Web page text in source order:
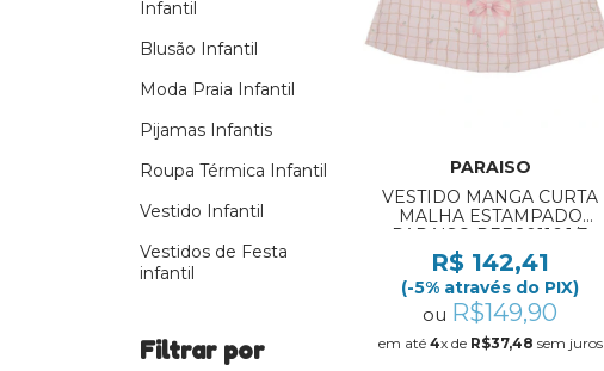
Infantil
Blusão Infantil
Moda Praia Infantil
Pijamas Infantis
Roupa Térmica Infantil
Vestido Infantil
Vestidos de Festa
infantil
Filtrar por
PARAISO
VESTIDO MANGA CURTA
MALHA ESTAMPADO
PARAISO REF:20116 1/3
R$ 142,41
(-5% através do PIX)
ou R$149,90
em até 4x de R$37,48 sem juros